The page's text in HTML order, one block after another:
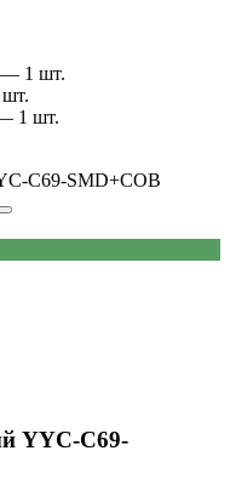
— 1 шт.
1 шт.
C69-SMD+COB
YYC-C69-